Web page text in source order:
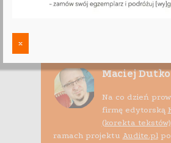
Invest Camp UK (10-12
1 minut czytania
Maciej Dutko
Na co dzień
firmę edytorską
(korekta tekstów)
ramach projektu Audite.pl
x